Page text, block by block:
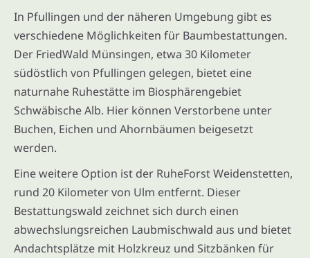
In Pfullingen und der näheren Umgebung gibt es
verschiedene Möglichkeiten für Baumbestattungen.
Der FriedWald Münsingen, etwa 30 Kilometer
südöstlich von Pfullingen gelegen, bietet eine
naturnahe Ruhestätte im Biosphärengebiet
Schwäbische Alb. Hier können Verstorbene unter
Buchen, Eichen und Ahornbäumen beigesetzt
werden.
Eine weitere Option ist der RuheForst Weidenstetten,
rund 20 Kilometer von Ulm entfernt. Dieser
Bestattungswald zeichnet sich durch einen
abwechslungsreichen Laubmischwald aus und bietet
Andachtsplätze mit Holzkreuz und Sitzbänken für